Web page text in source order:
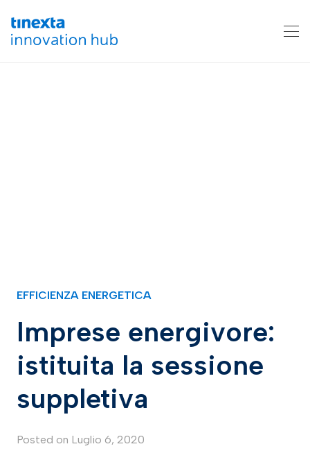
EFFICIENZA ENERGETICA
Imprese energivore:
istituita la sessione
suppletiva
Posted on Luglio 6, 2020